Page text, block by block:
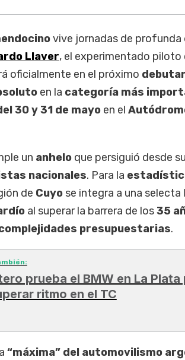
vive jornadas de profunda
Llaver, el experimentado piloto
oficialmente en el próximo
en la categoría más
30 y 31 de mayoen el
un anheloque persiguió desde su
nacionales. Para la
de Cuyose integra a una selecta
al superar la barrera de los35
presupuestarias.
prueba el BMW en La Plata
ritmo en el TC
“máxima” del automovilismo